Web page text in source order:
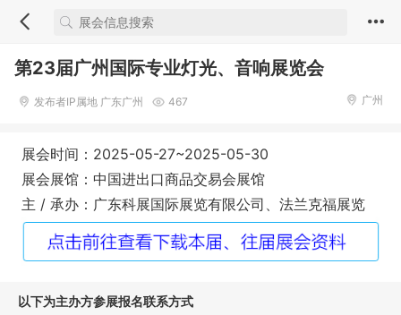
第23届广州国际专业灯光、音响展览会
发布者IP属地 广东广州 467 广州
展会时间：2025-05-27~2025-05-30
展会展馆：中国进出口商品交易会展馆
主 / 承办：广东科展国际展览有限公司、法兰克福展览
以下为主办方参展报名联系方式